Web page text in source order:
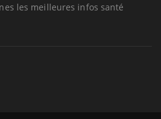
les meilleures infos santé